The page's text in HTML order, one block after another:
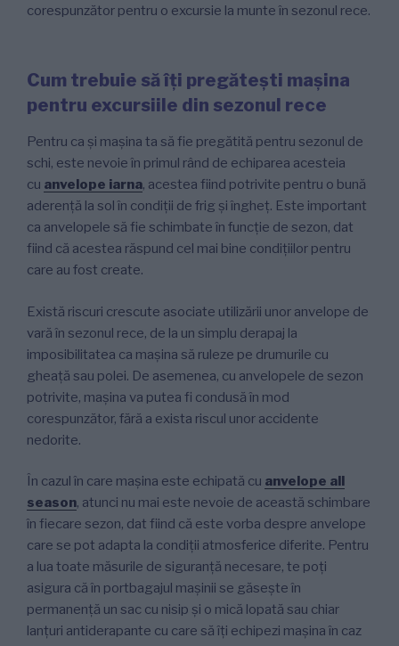
corespunzător pentru o excursie la munte în sezonul rece.
Cum trebuie să îți pregătești mașina
pentru excursiile din sezonul rece
Pentru ca și mașina ta să fie pregătită pentru sezonul de
schi, este nevoie în primul rând de echiparea acesteia
cu anvelope iarna, acestea fiind potrivite pentru o bună
aderență la sol în condiții de frig și îngheț. Este important
ca anvelopele să fie schimbate în funcție de sezon, dat
fiind că acestea răspund cel mai bine condițiilor pentru
care au fost create.
Există riscuri crescute asociate utilizării unor anvelope de
vară în sezonul rece, de la un simplu derapaj la
imposibilitatea ca mașina să ruleze pe drumurile cu
gheață sau polei. De asemenea, cu anvelopele de sezon
potrivite, mașina va putea fi condusă în mod
corespunzător, fără a exista riscul unor accidente
nedorite.
În cazul în care mașina este echipată cu anvelope all
season, atunci nu mai este nevoie de această schimbare
în fiecare sezon, dat fiind că este vorba despre anvelope
care se pot adapta la condiții atmosferice diferite. Pentru
a lua toate măsurile de siguranță necesare, te poți
asigura că în portbagajul mașinii se găsește în
permanență un sac cu nisip și o mică lopată sau chiar
lanțuri antiderapante cu care să îți echipezi mașina în caz